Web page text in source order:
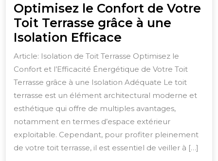
Optimisez le Confort de Votre
Toit Terrasse grâce à une
Isolation Efficace
le
Confort
de
Votre
Toit
Terrasse
grâce
à
Article: Isolation de Toit Terrasse Optimisez le
Confort et l’Efficacité Énergétique de Votre Toit
Terrasse grâce à une Isolation Adéquate Le toit
terrasse est un élément architectural moderne et
esthétique qui offre de multiples avantages,
notamment en termes d’espace extérieur
exploitable. Cependant, pour profiter pleinement
de votre toit terrasse, il est essentiel de veiller à […]